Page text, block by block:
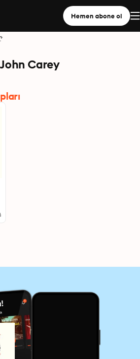
Hemen abone ol
John Carey